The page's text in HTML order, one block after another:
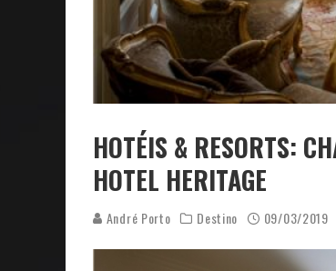
HOTÉIS & RESORTS:
HOTEL HERITAGE
André Porto Destino 09/03/2019